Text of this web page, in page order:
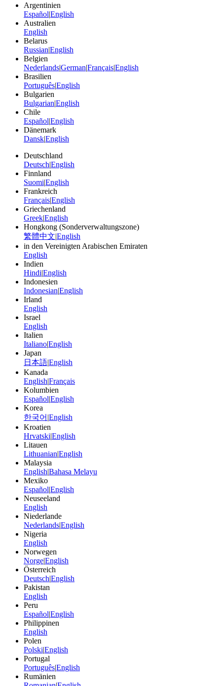
Argentinien
Español|English
Australien
English
Belarus
Russian|English
Belgien
Nederlands|German|Français|English
Brasilien
Português|English
Bulgarien
Bulgarian|English
Chile
Español|English
Dänemark
Dansk|English
Deutschland
Deutsch|English
Finnland
Suomi|English
Frankreich
Français|English
Griechenland
Greek|English
Hongkong (Sonderverwaltungszone)
繁體中文|English
in den Vereinigten Arabischen Emiraten
English
Indien
Hindi|English
Indonesien
Indonesian|English
Irland
English
Israel
English
Italien
Italiano|English
Japan
日本語|English
Kanada
English|Français
Kolumbien
Español|English
Korea
한국어 |English
Kroatien
Hrvatski|English
Litauen
Lithuanian|English
Malaysia
English|Bahasa Melayu
Mexiko
Español|English
Neuseeland
English
Niederlande
Nederlands|English
Nigeria
English
Norwegen
Norge|English
Österreich
Deutsch|English
Pakistan
English
Peru
Español|English
Philippinen
English
Polen
Polski|English
Portugal
Português|English
Rumänien